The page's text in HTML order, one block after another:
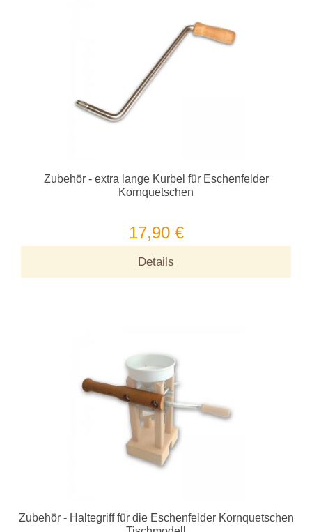
Zubehör - extra lange Kurbel für Eschenfelder
Kornquetschen
17,90 €
Details
Zubehör - Haltegriff für die Eschenfelder Kornquetschen